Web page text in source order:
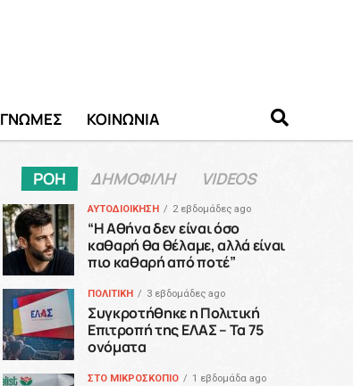
ΓΝΩΜΕΣ ΚΟΙΝΩΝΙΑ
ΡΟΗ ΔΗΜΟΦΙΛΗ VIDEOS
ΑΥΤΟΔΙΟΙΚΗΣΗ 2 εβδομάδες ago
“H Αθήνα δεν είναι όσο
καθαρή θα θέλαμε, αλλά είναι
πιο καθαρή από ποτέ”
ΠΟΛΙΤΙΚΗ 3 εβδομάδες ago
Συγκροτήθηκε η Πολιτική
Επιτροπή της ΕΛΑΣ – Τα 75
ονόματα
ΣΤΟ ΜΙΚΡΟΣΚΟΠΙΟ 1 εβδομάδα ago